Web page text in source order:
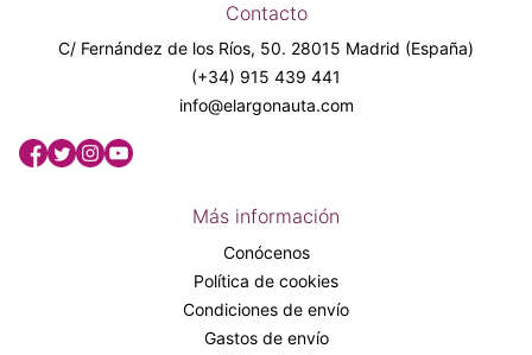
Contacto
C/ Fernández de los Ríos, 50. 28015 Madrid (España)
(+34) 915 439 441
info@elargonauta.com
Más información
Conócenos
Política de cookies
Condiciones de envío
Gastos de envío